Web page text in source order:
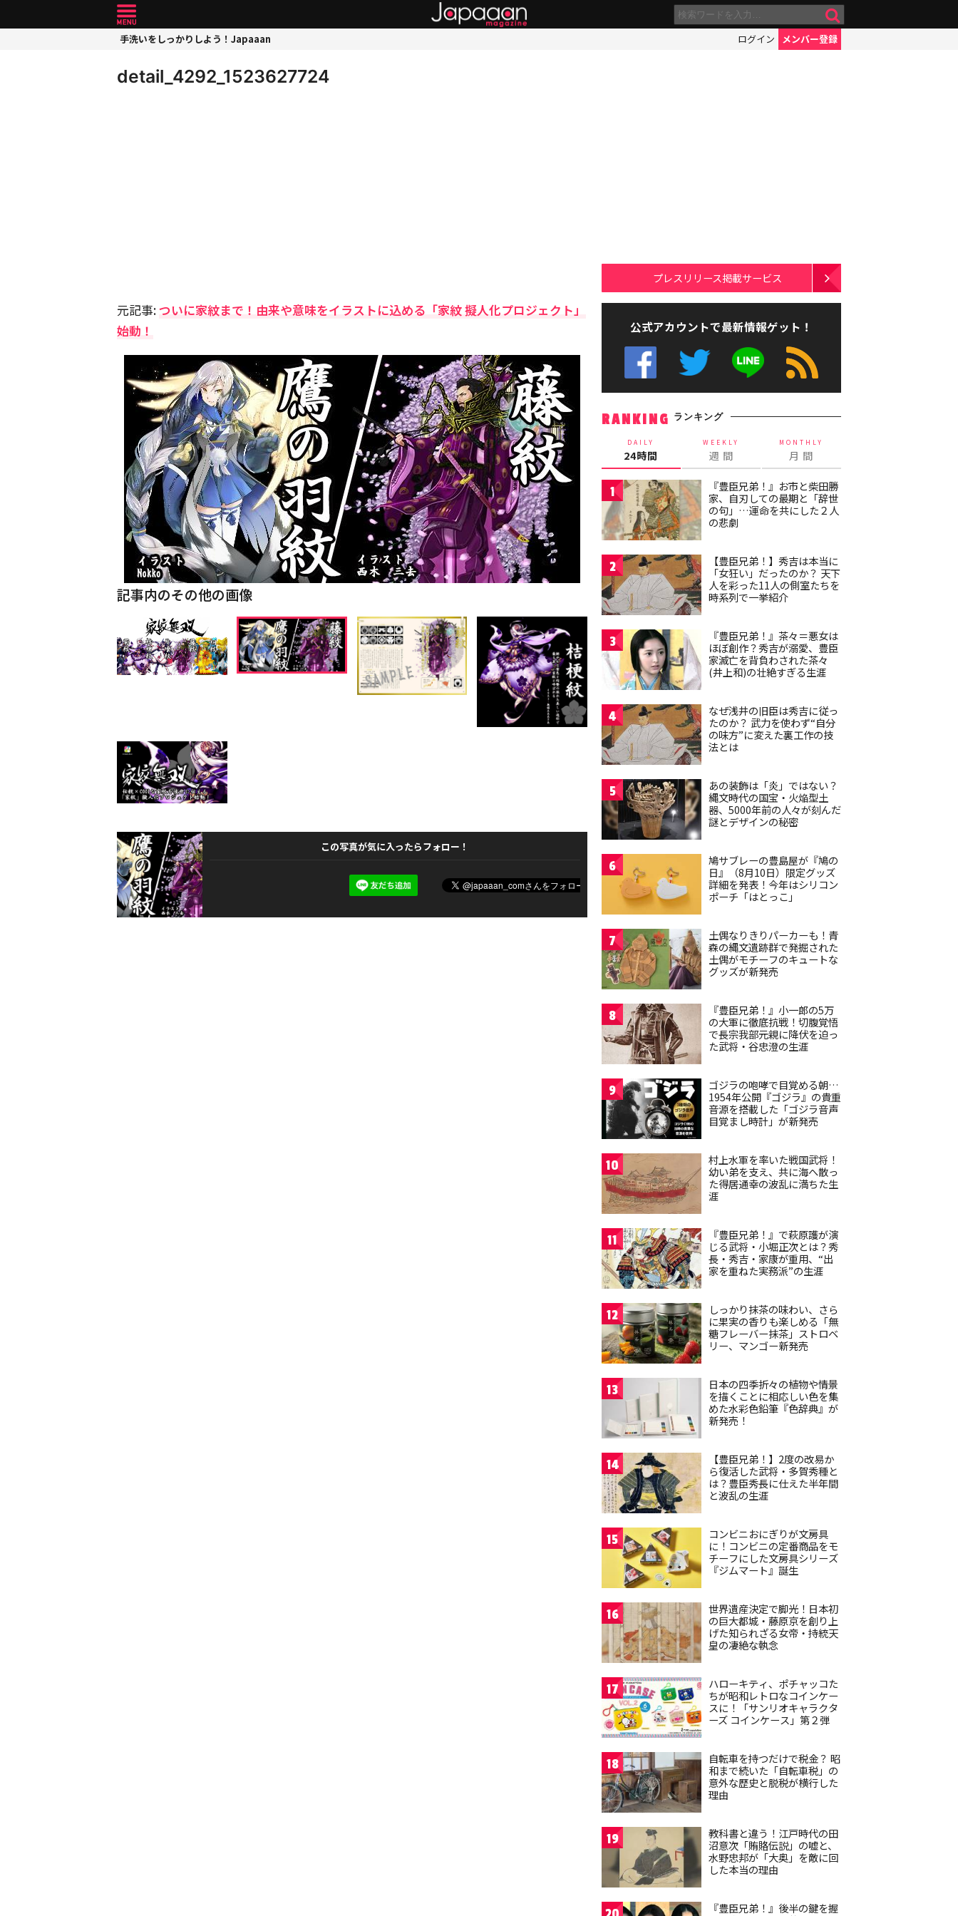
手洗いをしっかりしよう！Japaaan ログイン メンバー登録
detail_4292_1523627724
元記事:ついに家紋まで！由来や意味をイラストに込める「家紋 擬人化プロジェクト」
始動！
記事内のその他の画像
この写真が気に入ったらフォロー！
プレスリリース掲載サービス
公式アカウントで最新情報ゲット！
RANKING ランキング
DAILY
24時間
WEEKLY
週 間
MONTHLY
月 間
1
『豊臣兄弟！』お市と柴田勝
家、自刃しての最期と「辞世
の句」…運命を共にした２人
の悲劇
2
【豊臣兄弟！】秀吉は本当に
「女狂い」だったのか？ 天下
人を彩った11人の側室たちを
時系列で一挙紹介
3
『豊臣兄弟！』茶々＝悪女は
ほぼ創作？秀吉が溺愛、豊臣
家滅亡を背負わされた茶々
(井上和)の壮絶すぎる生涯
4
なぜ浅井の旧臣は秀吉に従っ
たのか？ 武力を使わず“自分
の味方”に変えた裏工作の技
法とは
5
あの装飾は「炎」ではない？
縄文時代の国宝・火焔型土
器、5000年前の人々が刻んだ
謎とデザインの秘密
6
鳩サブレーの豊島屋が『鳩の
日』（8月10日）限定グッズ
詳細を発表！今年はシリコン
ポーチ「はとっこ」
7
土偶なりきりパーカーも！青
森の縄文遺跡群で発掘された
土偶がモチーフのキュートな
グッズが新発売
8
『豊臣兄弟！』小一郎の5万
の大軍に徹底抗戦！切腹覚悟
で長宗我部元親に降伏を迫っ
た武将・谷忠澄の生涯
9
ゴジラの咆哮で目覚める朝…
1954年公開『ゴジラ』の貴重
音源を搭載した「ゴジラ音声
目覚まし時計」が新発売
10
村上水軍を率いた戦国武将！
幼い弟を支え、共に海へ散っ
た得居通幸の波乱に満ちた生
涯
11
『豊臣兄弟！』で萩原護が演
じる武将・小堀正次とは？秀
長・秀吉・家康が重用、“出
家を重ねた実務派”の生涯
12
しっかり抹茶の味わい、さら
に果実の香りも楽しめる「無
糖フレーバー抹茶」ストロベ
リー、マンゴー新発売
13
日本の四季折々の植物や情景
を描くことに相応しい色を集
めた水彩色鉛筆『色辞典』が
新発売！
14
【豊臣兄弟！】2度の改易か
ら復活した武将・多賀秀種と
は？豊臣秀長に仕えた半年間
と波乱の生涯
15
コンビニおにぎりが文房具
に！コンビニの定番商品をモ
チーフにした文房具シリーズ
『ジムマート』誕生
16
世界遺産決定で脚光！日本初
の巨大都城・藤原京を創り上
げた知られざる女帝・持統天
皇の凄絶な執念
17
ハローキティ、ポチャッコた
ちが昭和レトロなコインケー
スに！「サンリオキャラクタ
ーズ コインケース」第２弾
18
自転車を持つだけで税金？ 昭
和まで続いた「自転車税」の
意外な歴史と脱税が横行した
理由
19
教科書と違う！江戸時代の田
沼意次「賄賂伝説」の嘘と、
水野忠邦が「大奥」を敵に回
した本当の理由
『豊臣兄弟！』後半の鍵を握